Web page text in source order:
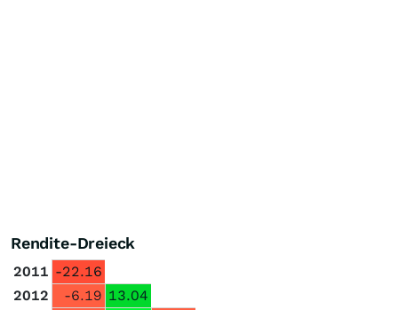
Rendite-Dreieck
2011 -22.16
2012
-6.19 13.04